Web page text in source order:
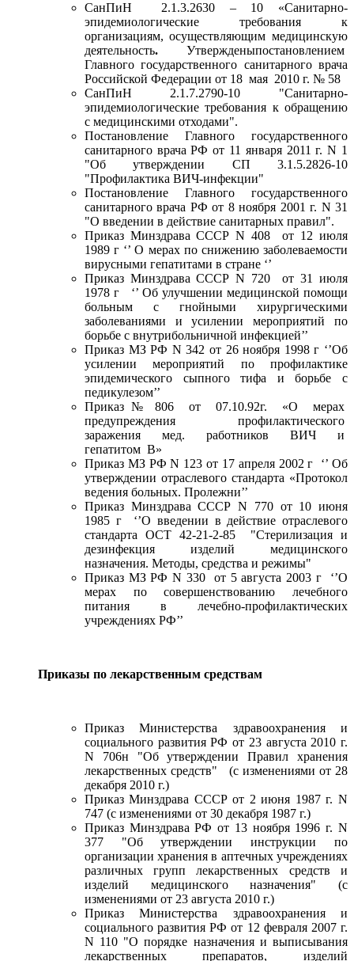
СанПиН 2.1.3.2630 – 10 «Санитарно-
эпидемиологические требования к
организациям, осуществляющим медицинскую
деятельность. Утвержденыпостановлением
Главного государственного санитарного врача
Российской Федерации от 18 мая 2010 г. № 58
СанПиН 2.1.7.2790-10 "Санитарно-
эпидемиологические требования к обращению
с медицинскими отходами".
Постановление Главного государственного
санитарного врача РФ от 11 января 2011 г. N 1
"Об утверждении СП 3.1.5.2826-10
"Профилактика ВИЧ-инфекции"
Постановление Главного государственного
санитарного врача РФ от 8 ноября 2001 г. N 31
"О введении в действие санитарных правил".
Приказ Минздрава СССР N 408 от 12 июля
1989 г ‘’ О мерах по снижению заболеваемости
вирусными гепатитами в стране ‘’
Приказ Минздрава СССР N 720 от 31 июля
1978 г ‘’ Об улучшении медицинской помощи
больным с гнойными хирургическими
заболеваниями и усилении мероприятий по
борьбе с внутрибольничной инфекцией’’
Приказ МЗ РФ N 342 от 26 ноября 1998 г ‘’Об
усилении мероприятий по профилактике
эпидемического сыпного тифа и борьбе с
педикулезом’’
Приказ № 806 от 07.10.92г. «О мерах
предупреждения профилактического
заражения мед. работников ВИЧ и
гепатитом В»
Приказ МЗ РФ N 123 от 17 апреля 2002 г ‘’ Об
утверждении отраслевого стандарта «Протокол
ведения больных. Пролежни’’
Приказ Минздрава СССР N 770 от 10 июня
1985 г ‘’О введении в действие отраслевого
стандарта ОСТ 42-21-2-85 "Стерилизация и
дезинфекция изделий медицинского
назначения. Методы, средства и режимы"
Приказ МЗ РФ N 330 от 5 августа 2003 г ‘’О
мерах по совершенствованию лечебного
питания в лечебно-профилактических
учреждениях РФ’’
Приказы по лекарственным средствам
Приказ Министерства здравоохранения и
социального развития РФ от 23 августа 2010 г.
N 706н "Об утверждении Правил хранения
лекарственных средств" (с изменениями от 28
декабря 2010 г.)
Приказ Минздрава СССР от 2 июня 1987 г. N
747 (с изменениями от 30 декабря 1987 г.)
Приказ Минздрава РФ от 13 ноября 1996 г. N
377 "Об утверждении инструкции по
организации хранения в аптечных учреждениях
различных групп лекарственных средств и
изделий медицинского назначения" (с
изменениями от 23 августа 2010 г.)
Приказ Министерства здравоохранения и
социального развития РФ от 12 февраля 2007 г.
N 110 "О порядке назначения и выписывания
лекарственных препаратов, изделий